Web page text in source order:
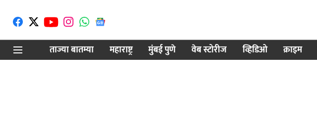
ताज्या बातम्या
महाराष्ट्र मुंबई पुणे वेब स्टोरीज व्हिडिओ क्राइम